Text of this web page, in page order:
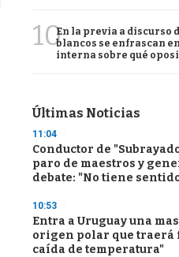
10En la previa a discurso
blancos se enfrascan
interna sobre qué
Últimas Noticias
11:04
Conductor de
paro de maestros y
debate: "No tiene
10:53
Entra a Uruguay una
origen polar que traerá
caída de temperatura"